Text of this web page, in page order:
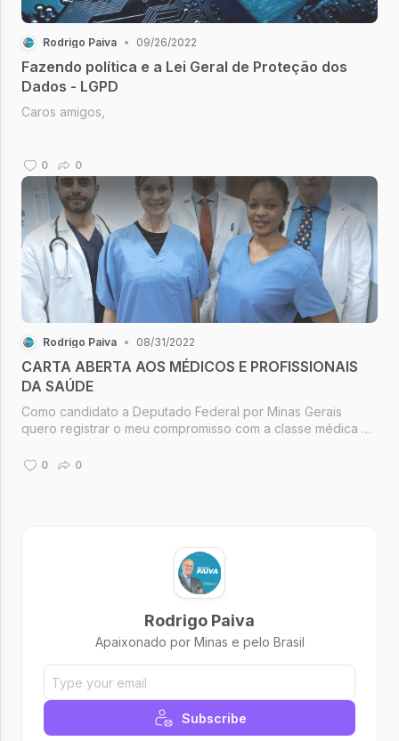
Rodrigo Paiva • 09/26/2022
Fazendo política e a Lei Geral de Proteção dos
Dados - LGPD
Caros amigos,
0 0
Rodrigo Paiva • 08/31/2022
CARTA ABERTA AOS MÉDICOS E PROFISSIONAIS
DA SAÚDE
Como candidato a Deputado Federal por Minas Gerais
quero registrar o meu compromisso com a classe médica e
0 0
Rodrigo Paiva
Apaixonado por Minas e pelo Brasil
Subscribe